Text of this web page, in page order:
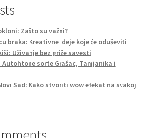
Zašto su važni?
braka: Kreativne ideje koje će oduševiti
Uživanje bez griže savesti
Autohtone sorte Grašac, Tamjanika i
Sad: Kako stvoriti wow efekat na svakoj